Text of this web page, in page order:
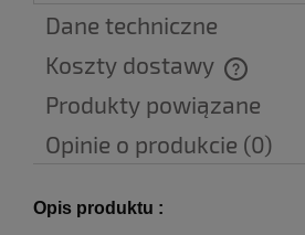
Dane techniczne
Koszty dostawy
Cena nie zawiera ewentualnych
Produkty powiązane
Opinie o produkcie (0)
Opis produktu :